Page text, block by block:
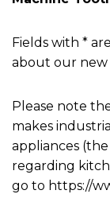
Fields with *
about our new
Please note
makes
appliances
regarding
go to https://